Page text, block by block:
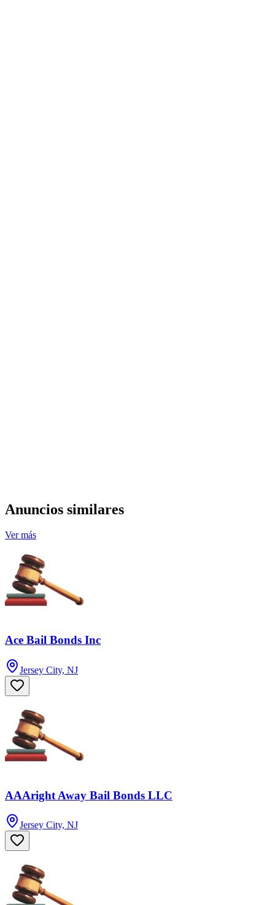
Anuncios similares
Ver más
Ace Bail Bonds Inc
Jersey City, NJ
AAAright Away Bail Bonds LLC
Jersey City, NJ